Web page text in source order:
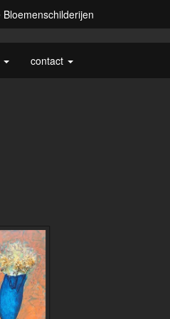
Bloemenschilderijen
contact